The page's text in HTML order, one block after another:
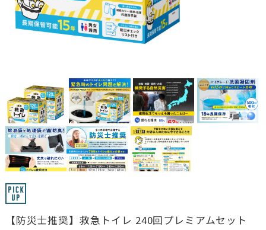
【防災士推奨】救急トイレ 240回プレミアムセット